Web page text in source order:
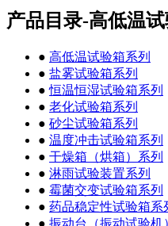
产品目录-高低温
● 高低温试验箱系列
● 盐雾试验箱系列
●恒温恒湿试验箱系列
● 老化试验箱系列
● 砂尘试验箱系列
● 温度冲击试验箱系列
● 干燥箱（烘箱）系列
● 淋雨试验装置系列
● 霉菌交变试验箱系列
● 药品稳定性试验箱系
● 振动台（振动试验机